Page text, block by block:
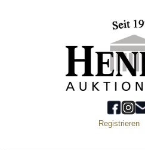
Registrieren